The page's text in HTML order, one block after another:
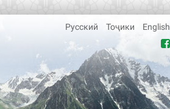
Русский Тоҷики English